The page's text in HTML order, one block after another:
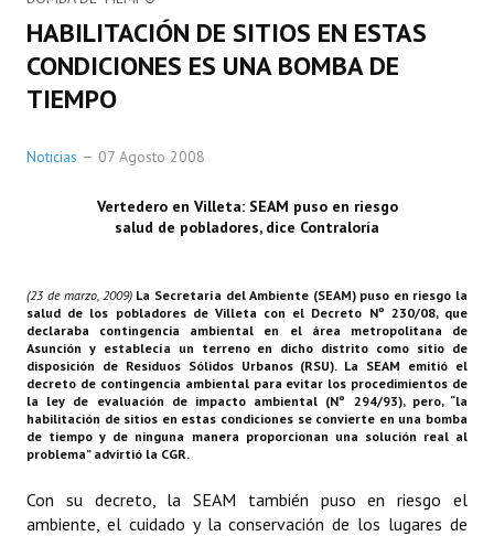
Autoridades
Misión y Visión
Plan Estratégico 2022 - 2026
Memorias
Convenios
Resoluciones de Carácter General
Participación Ciudadana
ACTIVIDADES DE CONTROL
HABILITACIÓN DE SITIOS EN ESTAS
CONDICIONES ES UNA BOMBA DE
TIEMPO
Noticias 07 Agosto 2008
Vertedero en Villeta: SEAM puso en riesgo
salud de pobladores, dice Contraloría
(23 de marzo, 2009)La Secretaría del Ambiente (SEAM) puso en riesgo la
salud de los pobladores de Villeta con el Decreto Nº 230/08, que
declaraba contingencia ambiental en el área metropolitana de
Asunción y establecía un terreno en dicho distrito como sitio de
disposición de Residuos Sólidos Urbanos (RSU). La SEAM emitió el
decreto de contingencia ambiental para evitar los procedimientos de
la ley de evaluación de impacto ambiental (Nº 294/93), pero, “la
habilitación de sitios en estas condiciones se convierte en una bomba
de tiempo y de ninguna manera proporcionan una solución real al
problema” advirtió la CGR.
Con su decreto, la SEAM también puso en riesgo el
ambiente, el cuidado y la conservación de los lugares de